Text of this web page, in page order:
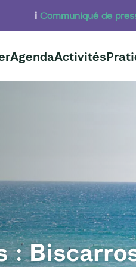
ℹ️ Communiqué de
AgendaActivités
: